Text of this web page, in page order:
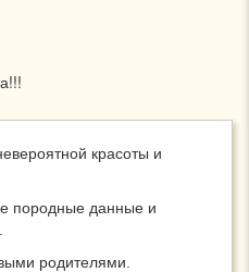
красоты и
породные данные и
родителями.